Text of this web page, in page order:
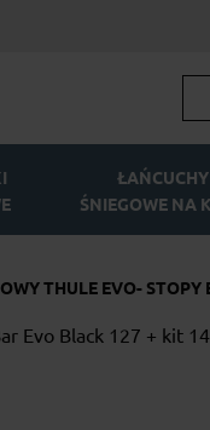
ŁAŃCUCHY
ŚNIEGOWE NA
THULE EVO-